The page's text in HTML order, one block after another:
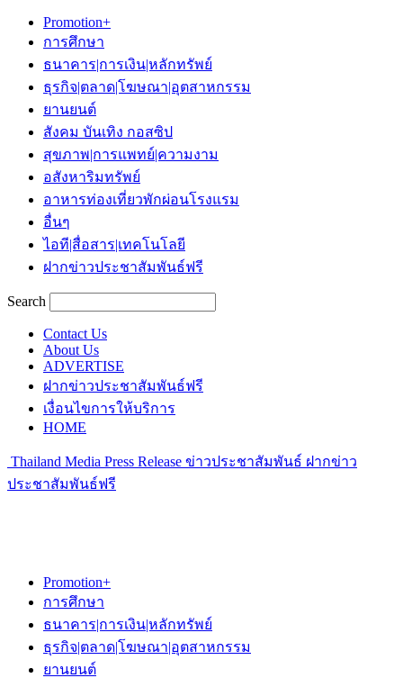
Promotion+
การศึกษา
ธนาคาร|การเงิน|หลักทรัพย์
ธุรกิจ|ตลาด|โฆษณา|อุตสาหกรรม
ยานยนต์
สังคม บันเทิง กอสซิป
สุขภาพ|การแพทย์|ความงาม
อสังหาริมทรัพย์
อาหารท่องเที่ยวพักผ่อนโรงแรม
อื่นๆ
ไอที|สื่อสาร|เทคโนโลยี
ฝากข่าวประชาสัมพันธ์ฟรี
Search
Contact Us
About Us
ADVERTISE
ฝากข่าวประชาสัมพันธ์ฟรี
เงื่อนไขการให้บริการ
HOME
Thailand Media Press Release ข่าวประชาสัมพันธ์ ฝากข่าว
ประชาสัมพันธ์ฟรี
Promotion+
การศึกษา
ธนาคาร|การเงิน|หลักทรัพย์
ธุรกิจ|ตลาด|โฆษณา|อุตสาหกรรม
ยานยนต์